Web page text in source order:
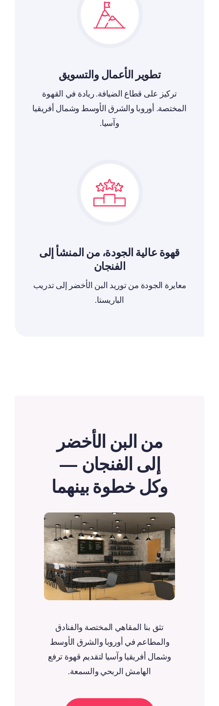
تطوير الأعمال والتسويق
تركيز على قطاع الضيافة. ريادة في القهوة
المختصة. أوروبا والشرق الأوسط وشمال أفريقيا
وآسيا.
قهوة عالية الجودة، من المنشأ إلى
الفنجان
معايرة الجودة من توريد البن الأخضر إلى تدريب
الباريستا.
من البن الأخضر
إلى الفنجان —
وكل خطوة بينهما
تثق بنا المقاهي المختصة والفنادق
والمطاعم في أوروبا والشرق الأوسط
وشمال أفريقيا وآسيا لتقديم قهوة ترفع
الهامش الربحي والسمعة.